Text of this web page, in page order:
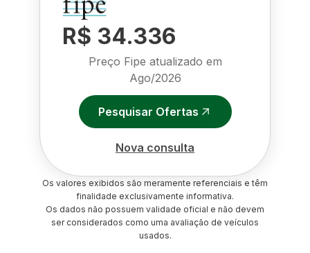
R$ 34.336
Preço Fipe atualizado em
Ago/2026
Pesquisar Ofertas
Nova consulta
Os valores exibidos são meramente referenciais e têm
finalidade exclusivamente informativa.
Os dados não possuem validade oficial e não devem
ser considerados como uma avaliação de veículos
usados.